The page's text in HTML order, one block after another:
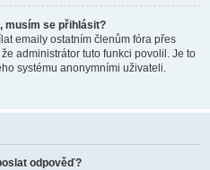
musím se přihlásit?
emaily ostatním členům fóra přes
administrátor tuto funkci povolil. Je to
systému anonymními uživateli.
odpověď?